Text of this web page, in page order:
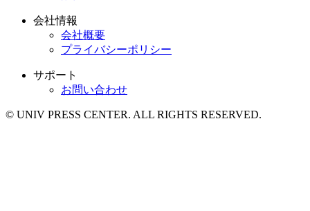
会社情報
会社概要
プライバシーポリシー
サポート
お問い合わせ
© UNIV PRESS CENTER. ALL RIGHTS RESERVED.